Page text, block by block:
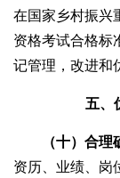
在国家乡村振兴
资格考试合格标
记管理，改进和
五、
（十）合理
资历、业绩、岗